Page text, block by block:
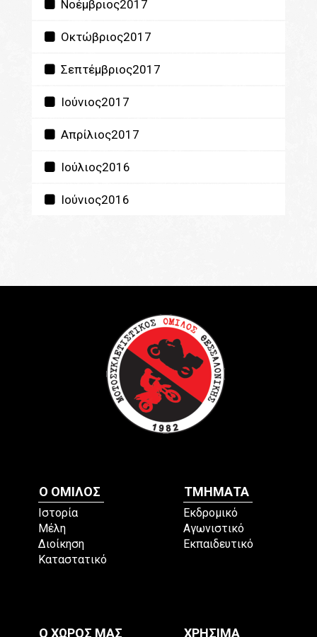
Νοέμβριος2017
Οκτώβριος2017
Σεπτέμβριος2017
Ιούνιος2017
Απρίλιος2017
Ιούλιος2016
Ιούνιος2016
Ο ΟΜΙΛΟΣ
Ιστορία
Μέλη
Διοίκηση
Καταστατικό
ΤΜΗΜΑΤΑ
Εκδρομικό
Αγωνιστικό
Εκπαιδευτικό
Ο ΧΩΡΟΣ ΜΑΣ ΧΡΗΣΙΜΑ